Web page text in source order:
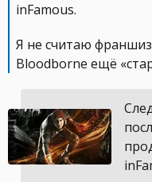
inFamous.
Я не считаю
Bloodborne ещё